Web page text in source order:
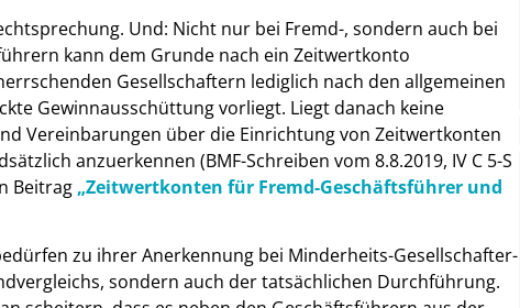
Und: Nicht nur bei Fremd-, sondern auch bei
kann dem Grunde nach ein Zeitwertkonto
Gesellschaftern lediglich nach den allgemeinen
Gewinnausschüttung vorliegt. Liegt danach keine
Vereinbarungen über die Einrichtung von Zeitwertkonten
anzuerkennen (BMF-Schreiben vom 8.8.2019, IV C 5-S
Beitrag „Zeitwertkonten für Fremd-Geschäftsführer und
zu ihrer Anerkennung bei Minderheits-Gesellschafter-
sondern auch der tatsächlichen Durchführung.